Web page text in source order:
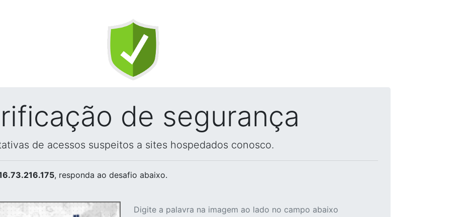
de segurança
de acessos suspeitos a sites hospedados conosco.
, responda ao desafio abaixo.
Digite a palavra na imagem ao lado no campo abaixo